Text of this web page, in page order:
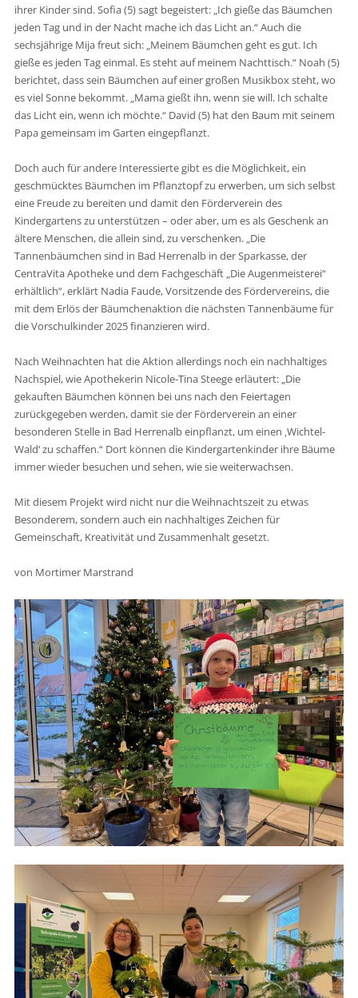
ihrer Kinder sind. Sofia (5) sagt begeistert: „Ich gieße das Bäumchen
jeden Tag und in der Nacht mache ich das Licht an.“ Auch die
sechsjährige Mija freut sich: „Meinem Bäumchen geht es gut. Ich
gieße es jeden Tag einmal. Es steht auf meinem Nachttisch.“ Noah (5)
berichtet, dass sein Bäumchen auf einer großen Musikbox steht, wo
es viel Sonne bekommt. „Mama gießt ihn, wenn sie will. Ich schalte
das Licht ein, wenn ich möchte.“ David (5) hat den Baum mit seinem
Papa gemeinsam im Garten eingepflanzt.
Doch auch für andere Interessierte gibt es die Möglichkeit, ein
geschmücktes Bäumchen im Pflanztopf zu erwerben, um sich selbst
eine Freude zu bereiten und damit den Förderverein des
Kindergartens zu unterstützen – oder aber, um es als Geschenk an
ältere Menschen, die allein sind, zu verschenken. „Die
Tannenbäumchen sind in Bad Herrenalb in der Sparkasse, der
CentraVita Apotheke und dem Fachgeschäft „Die Augenmeisterei“
erhältlich“, erklärt Nadia Faude, Vorsitzende des Fördervereins, die
mit dem Erlös der Bäumchenaktion die nächsten Tannenbäume für
die Vorschulkinder 2025 finanzieren wird.
Nach Weihnachten hat die Aktion allerdings noch ein nachhaltiges
Nachspiel, wie Apothekerin Nicole-Tina Steege erläutert: „Die
gekauften Bäumchen können bei uns nach den Feiertagen
zurückgegeben werden, damit sie der Förderverein an einer
besonderen Stelle in Bad Herrenalb einpflanzt, um einen ‚Wichtel-
Wald‘ zu schaffen.“ Dort können die Kindergartenkinder ihre Bäume
immer wieder besuchen und sehen, wie sie weiterwachsen.
Mit diesem Projekt wird nicht nur die Weihnachtszeit zu etwas
Besonderem, sondern auch ein nachhaltiges Zeichen für
Gemeinschaft, Kreativität und Zusammenhalt gesetzt.
von Mortimer Marstrand